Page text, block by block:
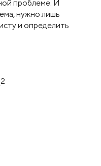
проблеме. И
нужно лишь
и определить